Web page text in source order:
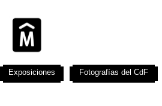
Exposiciones Fotografías del CdF